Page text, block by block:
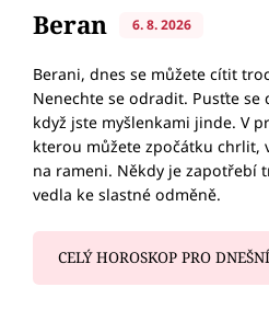
Beran 6. 8. 2026
Berani, dnes se můžete cítit
Nenechte se odradit. Pusťte
když jste myšlenkami jinde. V
kterou můžete zpočátku chrlit,
na rameni. Někdy je zapotřebí
vedla ke slastné odměně.
CELÝ HOROSKOP PRO